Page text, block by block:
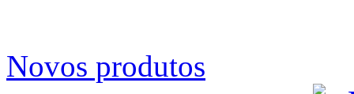
Novos produtos